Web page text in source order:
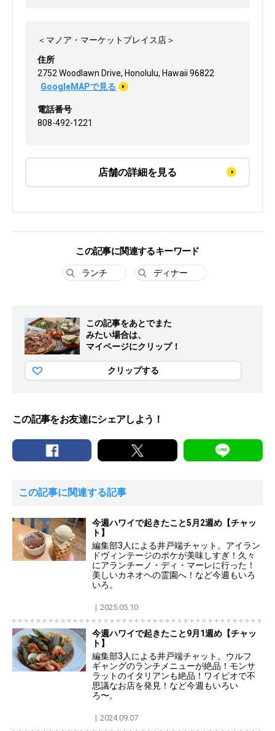
＜マノア・マーケットプレイス店＞
住所
2752 Woodlawn Drive, Honolulu, Hawaii 96822
GoogleMAPで見る
電話番号
808-492-1221
店舗の詳細を見る
この記事に関連するキーワード
ランチ ディナー
この記事をあとでまた
みたい場合は、
マイページにクリップ！
クリップする
この記事をお友達にシェアしよう！
この記事に関連する記事
今週ハワイで起きたこと5月2週め【チャッ
ト】
編集部3人による井戸端チャット。アイラン
ドヴィンテージのポケが美味しすぎ！久々
にアランチーノ・ディ・マーレに行った！
美しいカネオヘの霊園へ！など今週もいろ
いろ。
2025.05.10
今週ハワイで起きたこと9月1週め【チャッ
ト】
編集部3人による井戸端チャット。ウルフ
ギャングのランチメニューが絶品！モンサ
ラットのイタリアンも絶品！ワイピオで不
思議なお店を発見！など今週もいろい
ろ〜。
2024.09.07